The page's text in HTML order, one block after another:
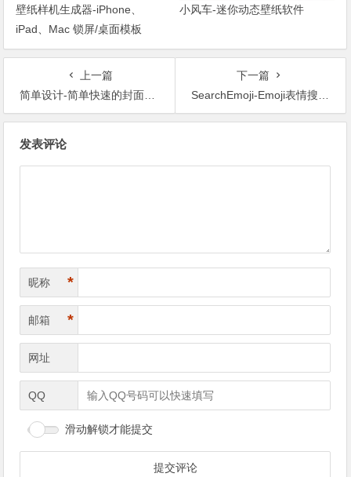
壁纸样机生成器-iPhone、
iPad、Mac 锁屏/桌面模板
小风车-迷你动态壁纸软件
上一篇
简单设计-简单快速的封面制作工具
下一篇
SearchEmoji-Emoji表情搜索工具
发表评论
昵称 *
邮箱 *
网址
QQ
滑动解锁才能提交